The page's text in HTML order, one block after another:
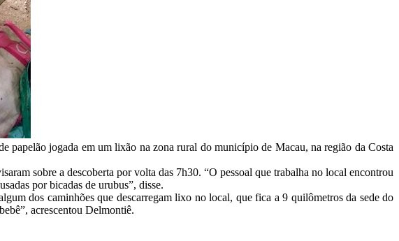
papelão jogada em um lixão na zona rural do município de Macau, na região da Costa
sobre a descoberta por volta das 7h30. “O pessoal que trabalha no local encontrou
por bicadas de urubus”, disse.
dos caminhões que descarregam lixo no local, que fica a 9 quilômetros da sede do
acrescentou Delmontiê.